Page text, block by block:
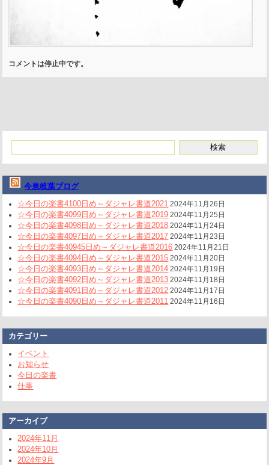
コメントは停止中です。
今泉岐葉ブログ
☆今日の楽書4100日め～ダジャレ書道2021 2024年11月26日
☆今日の楽書4099日め～ダジャレ書道2019 2024年11月25日
☆今日の楽書4098日め～ダジャレ書道2018 2024年11月24日
☆今日の楽書4097日め～ダジャレ書道2017 2024年11月23日
☆今日の楽書40945日め～ダジャレ書道2016 2024年11月21日
☆今日の楽書4094日め～ダジャレ書道2015 2024年11月20日
☆今日の楽書4093日め～ダジャレ書道2014 2024年11月19日
☆今日の楽書4092日め～ダジャレ書道2013 2024年11月18日
☆今日の楽書4091日め～ダジャレ書道2012 2024年11月17日
☆今日の楽書4090日め～ダジャレ書道2011 2024年11月16日
カテゴリー
イベント
お知らせ
今日の楽書
仕事
アーカイブ
2024年11月
2024年10月
2024年9月